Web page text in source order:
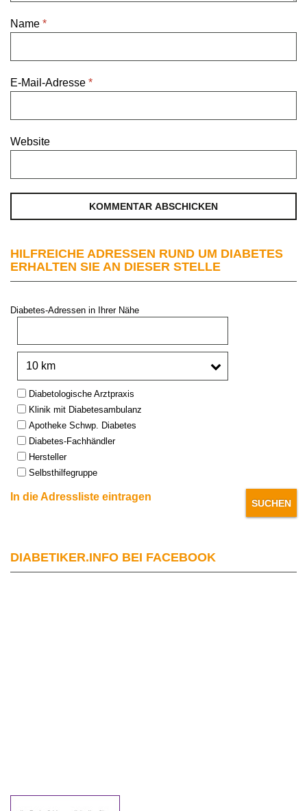
Name *
E-Mail-Adresse *
Website
HILFREICHE ADRESSEN RUND UM DIABETES
ERHALTEN SIE AN DIESER STELLE
Diabetes-Adressen in Ihrer Nähe
Type:Diabetologische Arztpraxis
Klinik mit Diabetesambulanz
Apotheke Schwp. Diabetes
Diabetes-Fachhändler
Hersteller
Selbsthilfegruppe
In die Adressliste eintragen
DIABETIKER.INFO BEI FACEBOOK